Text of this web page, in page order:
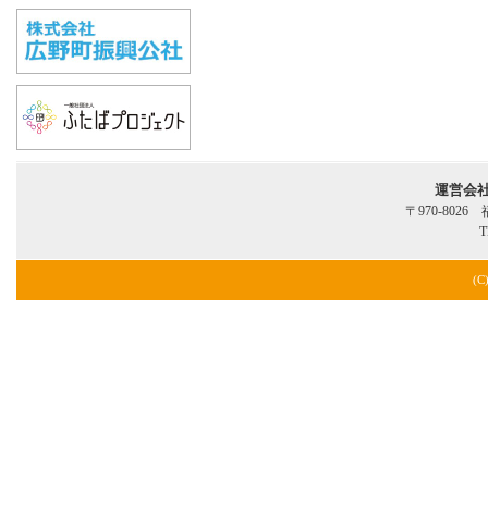
運営会
〒970-8026